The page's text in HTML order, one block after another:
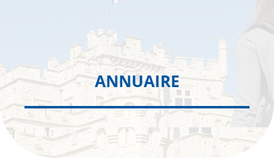
ANNUAIRE